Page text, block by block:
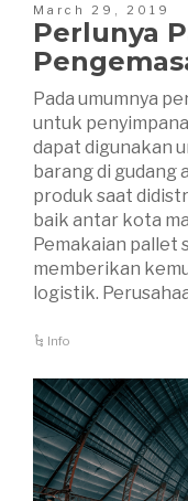
March 29, 2019
Perlunya
Pada umumnya
untuk
dapat digunakan
barang di gudang
produk saat
baik antar kota
Pemakaian pallet
memberikan
logistik.
Info